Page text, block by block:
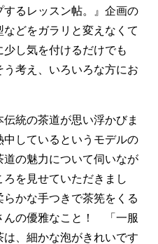
するレッスン帖。』企画の
どをガラリと変えなくて
し気を付けるだけでも
う考え、いろいろな方にお
統の茶道が思い浮かびま
中しているというモデルの
の魅力について伺いなが
を見せていただきまし
かな手つきで茶筅をくる
んの優雅なこと！ 「一服
、細かな泡がきれいです